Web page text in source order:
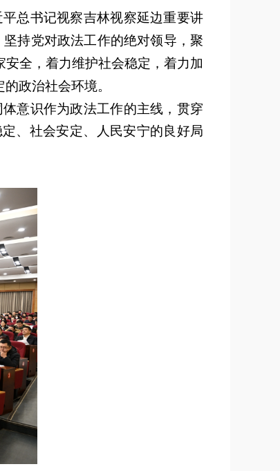
总书记视察吉林视察延边重要讲
坚持党对政法工作的绝对领导，聚
全，着力维护社会稳定，着力加
政治社会环境。
意识作为政法工作的主线，贯穿
、社会安定、人民安宁的良好局